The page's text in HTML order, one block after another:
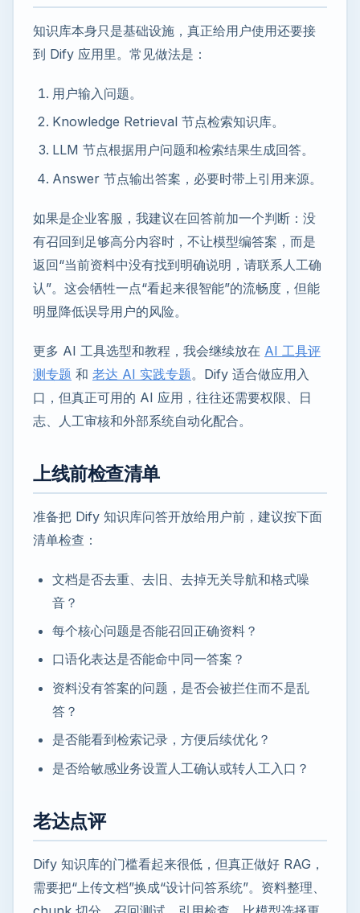
知识库本身只是基础设施，真正给用户使用还要接
到 Dify 应用里。常见做法是：
用户输入问题。
Knowledge Retrieval 节点检索知识库。
LLM 节点根据用户问题和检索结果生成回答。
Answer 节点输出答案，必要时带上引用来源。
如果是企业客服，我建议在回答前加一个判断：没
有召回到足够高分内容时，不让模型编答案，而是
返回“当前资料中没有找到明确说明，请联系人工确
认”。这会牺牲一点“看起来很智能”的流畅度，但能
明显降低误导用户的风险。
更多 AI 工具选型和教程，我会继续放在 AI 工具评
测专题 和 老达 AI 实践专题。Dify 适合做应用入
口，但真正可用的 AI 应用，往往还需要权限、日
志、人工审核和外部系统自动化配合。
上线前检查清单
准备把 Dify 知识库问答开放给用户前，建议按下面
清单检查：
文档是否去重、去旧、去掉无关导航和格式噪
音？
每个核心问题是否能召回正确资料？
口语化表达是否能命中同一答案？
资料没有答案的问题，是否会被拦住而不是乱
答？
是否能看到检索记录，方便后续优化？
是否给敏感业务设置人工确认或转人工入口？
老达点评
Dify 知识库的门槛看起来很低，但真正做好 RAG，
需要把“上传文档”换成“设计问答系统”。资料整理、